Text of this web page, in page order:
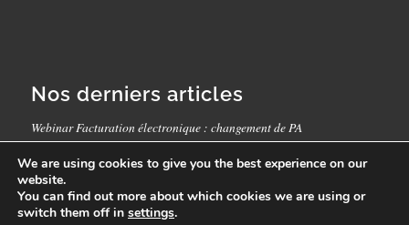
Nos derniers articles
Webinar Facturation électronique : changement de PA
Purchase-to-Pay : le processus complet expliqué
Logiciel de dématérialisation de factures : comment choisir ?
We are using cookies to give you the best experience on our
website.
You can find out more about which cookies we are using or
switch them off in settings.